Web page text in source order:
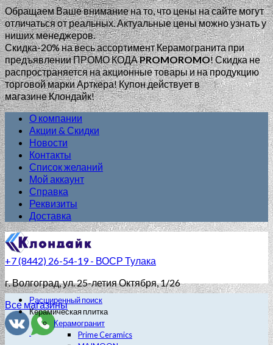
Обращаем Ваше внимание на то, что цены на сайте могут
отличаться от реальных. Актуальные цены можно узнать у
ниших менеджеров.
Скидка-20% на весь ассортимент Керамогранита при
предъявлении ПРОМО КОДАPROMOROMO!Скидка не
распространяется на акционные товары и на продукцию
торговой марки Арткера! Купон действует в
магазине Клондайк!
О компании
Акции & Скидки
Новости
Контакты
Список желаний
Мой аккаунт
Справка
Реквизиты
Доставка
+7 (8442) 26-54-19 - ВОСР Тулака
г. Волгоград, ул. 25-летия Октября, 1/26
Все магазины
Расширенный поиск
Керамическая плитка
Керамогранит
Prime Ceramics